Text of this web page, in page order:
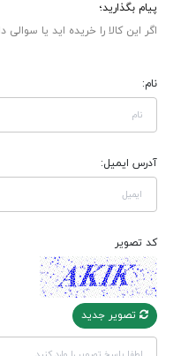
پیام بگذارید؛
اگر این کالا را خریده اید یا سوالی
نام:
آدرس ایمیل:
کد تصویر
تصویر جدید